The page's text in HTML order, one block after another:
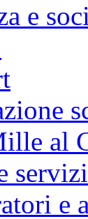
e
al
servizi
e